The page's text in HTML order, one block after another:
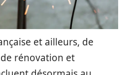
et ailleurs, de
rénovation et